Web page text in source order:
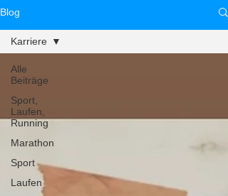
Blog
Alle
Beiträge
Sport,
Laufen,
Running
Marathon
Sport
Laufen
Karriere